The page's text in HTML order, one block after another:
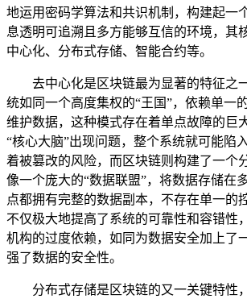
地运用密码学算法和共识机制，构建起一
息透明可追溯且多方能够互信的环境，其
中心化、分布式存储、智能合约等。
去中心化是区块链最为显著的特征之
统如同一个高度集权的“王国”，依赖单一
维护数据，这种模式存在着单点故障的巨
“核心大脑”出现问题，整个系统就可能陷
着被篡改的风险，而区块链则构建了一个
像一个庞大的“数据联盟”，将数据存储在
点都拥有完整的数据副本，不存在单一的
不仅极大地提高了系统的可靠性和容错性
机构的过度依赖，如同为数据安全加上了
强了数据的安全性。
分布式存储是区块链的又一关键特性